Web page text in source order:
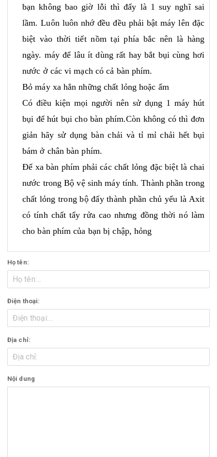
bạn không bao giờ lỗi thì đấy là 1 suy nghĩ sai
lầm. Luôn luôn nhớ đều đều phải bật máy lên đặc
biệt vào thời tiết nồm tại phía bắc nên là hàng
ngày. máy để lâu ít dùng rất hay bắt bụi cùng hơi
nước ở các vi mạch có cả bàn phím.
Bỏ máy xa hẳn những chất lỏng hoặc ẩm
Có điều kiện mọi người nên sử dụng 1 máy hút
bụi để hút bụi cho bàn phím.Còn không có thì đơn
giản hãy sử dụng bàn chải và tỉ mỉ chải hết bụi
bám ở chân bàn phím.
Để xa bàn phím phải các chất lỏng đặc biệt là chai
nước trong Bộ vệ sinh máy tính. Thành phần trong
chất lỏng trong bộ đấy thành phần chủ yếu là Axit
có tính chất tẩy rửa cao nhưng đồng thời nó làm
cho bàn phím của bạn bị chập, hỏng
Họ tên:
Điện thoại:
Địa chỉ:
Nội dung